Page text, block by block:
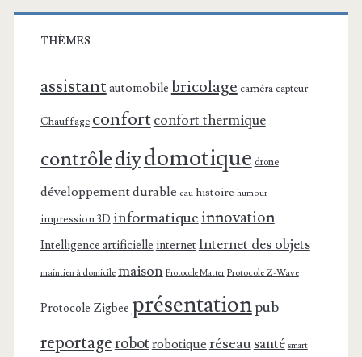
THÈMES
assistant automobile bricolage caméra capteur
Chauffage confortconfort thermique
contrôlediydomotique drone
développement durable eau histoire humour
impression 3D informatiqueinnovation
Intelligence artificielle internet Internet des objets
maintien à domicile maison Protocole Matter Protocole Z-Wave
Protocole Zigbee présentationpub
reportagerobotrobotique réseausanté smart